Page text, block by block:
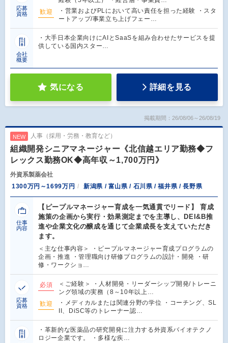
応募
資格
歓迎
・営業およびPLにおいて高い責任を担った経験 ・スタ
ートアップ/事業立ち上げフェー…
会社
概要
・大手日本企業向けにAIとSaaSを組み合わせたサービスを提
供している国内スター…
気になる 詳細を見る
掲載期間：26/08/06～26/08/19
NEW 人事（採用・労務・教育など）
組織開発シニアマネージャー《北信越エリア勤務◆フ
レックス勤務OK◆高年収～1,700万円》
外資系製薬会社
1300万円～1699万円
新潟県 / 富山県 / 石川県 / 福井県 / 長野県
仕事
内容
【ピープルマネージャー育成を一気通貫でリード】 育成
施策の企画から実行・効果測定までを主導し、DEI&B推
進や企業文化の醸成を通じて企業成長を支えていただき
ます。
＜主な仕事内容＞ ・ピープルマネージャー育成プログラムの
企画・推進 ・管理職向け研修プログラムの設計・開発 ・研
修・ワークショ…
応募
資格
必須
＜ご経験＞ ・人材開発・リーダーシップ開発/トレーニ
ング領域の実務（8～10年以上…
歓迎
・メディカルまたは関連分野の学位 ・コーチング、SL
II、DiSC等のトレーナー認…
・革新的な医薬品の研究開発に注力する外資系バイオテクノ
ロジー企業です。 ・多様な疾…